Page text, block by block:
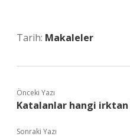
Tarih: Makaleler
Önceki Yazı
Katalanlar hangi irktan
Sonraki Yazı